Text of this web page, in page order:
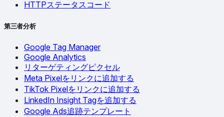
HTTPステータスコード
第三者分析
Google Tag Manager
Google Analytics
リターゲティングピクセル
Meta Pixelをリンクに追加する
TikTok Pixelをリンクに追加する
LinkedIn Insight Tagを追加する
Google Ads追跡テンプレート